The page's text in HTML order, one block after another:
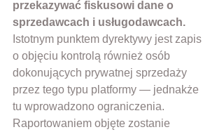
przekazywać fiskusowi dane o
sprzedawcach i usługodawcach.
Istotnym punktem dyrektywy jest zapis
o objęciu kontrolą również osób
dokonujących prywatnej sprzedaży
przez tego typu platformy — jednakże
tu wprowadzono ograniczenia.
Raportowaniem objęte zostanie